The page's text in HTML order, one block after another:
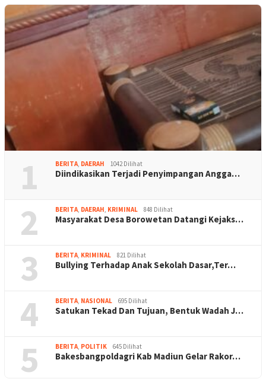
1 BERITA DAERAH 1042 Dilihat
Diindikasikan Terjadi Penyimpangan Angga…
2 BERITA DAERAH KRIMINAL 848 Dilihat
Masyarakat Desa Borowetan Datangi Kejaks…
3 BERITA KRIMINAL 821 Dilihat
Bullying Terhadap Anak Sekolah Dasar,Ter…
4 BERITA NASIONAL 695 Dilihat
Satukan Tekad Dan Tujuan, Bentuk Wadah J…
5 BERITA POLITIK 645 Dilihat
Bakesbangpoldagri Kab Madiun Gelar Rakor…